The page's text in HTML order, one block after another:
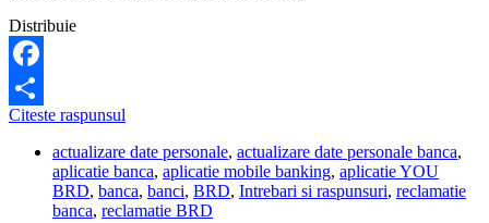
Distribuie
Facebook
Share
Citeste raspunsul
sa
aflu
numarul
de
actualizare date personale, actualizare date personale banca,
aplicatie banca, aplicatie mobile banking, aplicatie YOU
BRD, banca, banci, BRD, Intrebari si raspunsuri, reclamatie
banca, reclamatie BRD